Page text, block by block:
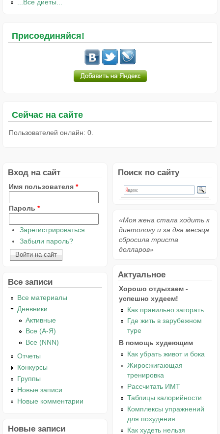
...Все диеты...
Присоединяйся!
Сейчас на сайте
Пользователей онлайн: 0.
Вход на сайт
Имя пользователя *
Пароль *
Зарегистрироваться
Забыли пароль?
Все записи
Все материалы
Дневники
Активные
Все (А-Я)
Все (NNN)
Отчеты
Конкурсы
Группы
Новые записи
Новые комментарии
Новые записи
Поиск по сайту
«Моя жена стала ходить к
диетологу и за два месяца
сбросила триста
долларов»
Актуальное
Хорошо отдыхаем -
успешно худеем!
Как правильно загорать
Где жить в зарубежном
туре
В помощь худеющим
Как убрать живот и бока
Жиросжигающая
тренировка
Рассчитать ИМТ
Таблицы калорийности
Комплексы упражнений
для похудения
Как худеть нельзя